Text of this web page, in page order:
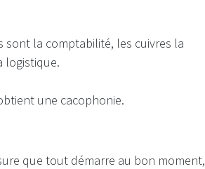
sont la comptabilité, les cuivres la
logistique.
une cacophonie.
que tout démarre au bon moment,